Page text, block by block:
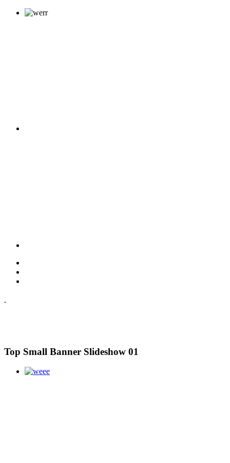
Top Small Banner Slideshow 01